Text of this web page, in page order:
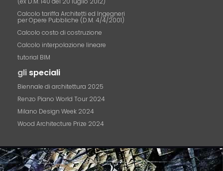
Calcolo tariffa Architetti ed Ingegneri
per Opere Pubbliche (D.M. 4/4/2001)
Calcolo costo di costruzione
Calcolo interpolazione lineare
tutorial BIM
gli speciali
Biennale di architettura 2025
Renzo Piano World Tour 2024
Milano Design Week 2024
Wood Architecture Prize 2024